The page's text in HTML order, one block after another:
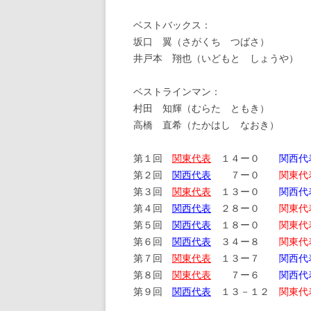
ベストバックス：
坂口 翼（さがくち つばさ）
井戸本 翔也（いどもと しょうや）
ベストラインマン：
村田 知輝（むらた ともき）
高橋 直希（たかはし なおき）
第１回 関東代表 １４ー０ 関西代
第２回 関西代表 ７ー０ 関東代
第３回 関東代表 １３ー０ 関西代
第４回 関西代表 ２８ー０ 関東代
第５回 関西代表 １８ー０ 関東代
第６回 関西代表 ３４ー８ 関東代
第７回 関東代表 １３ー７ 関西代
第８回 関東代表 ７ー６ 関西代
第９回 関西代表 １３－１２ 関東代